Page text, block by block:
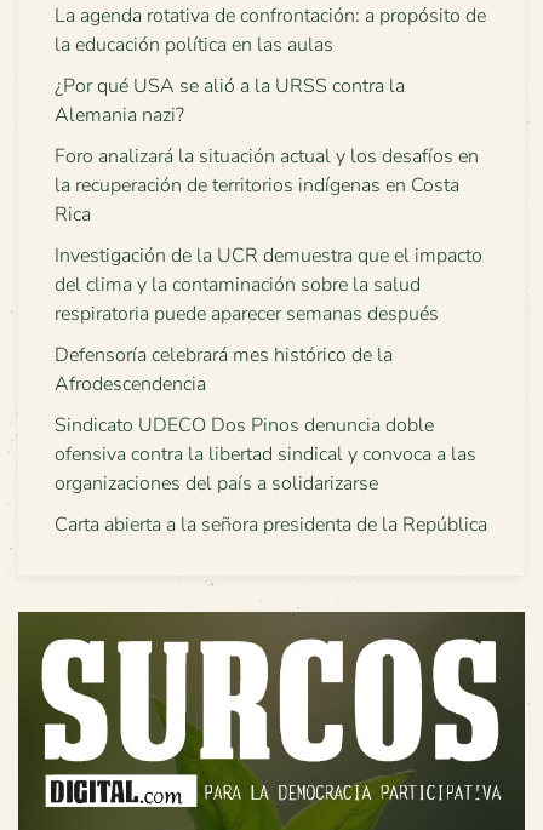
La agenda rotativa de confrontación: a propósito de
la educación política en las aulas
¿Por qué USA se alió a la URSS contra la
Alemania nazi?
Foro analizará la situación actual y los desafíos en
la recuperación de territorios indígenas en Costa
Rica
Investigación de la UCR demuestra que el impacto
del clima y la contaminación sobre la salud
respiratoria puede aparecer semanas después
Defensoría celebrará mes histórico de la
Afrodescendencia
Sindicato UDECO Dos Pinos denuncia doble
ofensiva contra la libertad sindical y convoca a las
organizaciones del país a solidarizarse
Carta abierta a la señora presidenta de la República